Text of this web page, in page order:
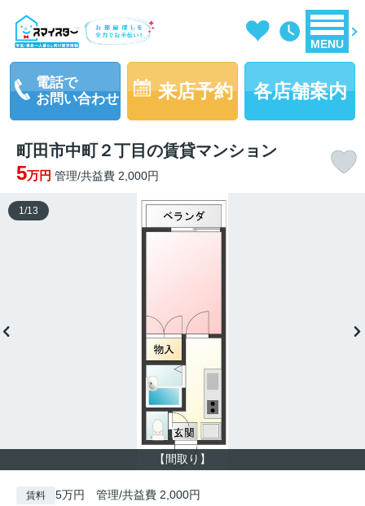
MENU
電話で
お問い合わせ
来店予約 各店舗案内
町田市中町２丁目の賃貸マンション
5万円 管理/共益費 2,000円
【間取り】
1/13
賃料 5万円 管理/共益費 2,000円